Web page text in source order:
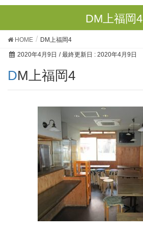
DM上福岡4
HOME DM上福岡4
2020年4月9日 / 最終更新日 : 2020年4月9日
DM上福岡4